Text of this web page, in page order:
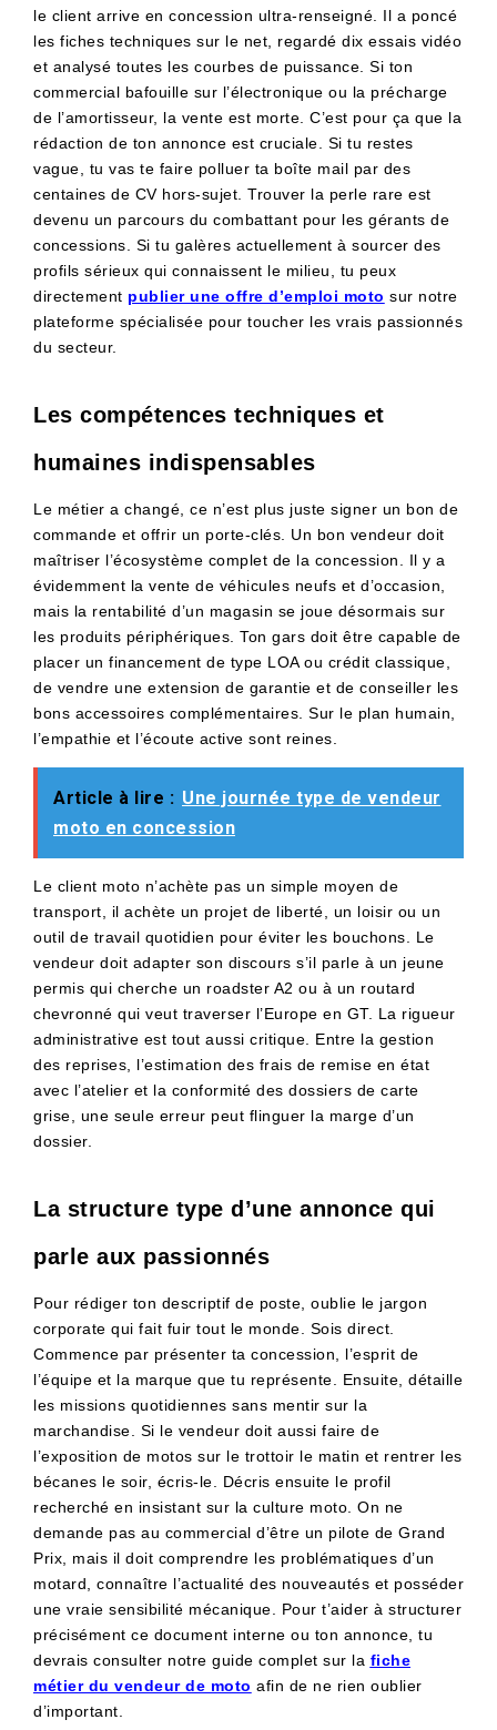
le client arrive en concession ultra-renseigné. Il a poncé
les fiches techniques sur le net, regardé dix essais vidéo
et analysé toutes les courbes de puissance. Si ton
commercial bafouille sur l’électronique ou la précharge
de l’amortisseur, la vente est morte. C’est pour ça que la
rédaction de ton annonce est cruciale. Si tu restes
vague, tu vas te faire polluer ta boîte mail par des
centaines de CV hors-sujet. Trouver la perle rare est
devenu un parcours du combattant pour les gérants de
concessions. Si tu galères actuellement à sourcer des
profils sérieux qui connaissent le milieu, tu peux
directement publier une offre d’emploi moto sur notre
plateforme spécialisée pour toucher les vrais passionnés
du secteur.
Les compétences techniques et
humaines indispensables
Le métier a changé, ce n’est plus juste signer un bon de
commande et offrir un porte-clés. Un bon vendeur doit
maîtriser l’écosystème complet de la concession. Il y a
évidemment la vente de véhicules neufs et d’occasion,
mais la rentabilité d’un magasin se joue désormais sur
les produits périphériques. Ton gars doit être capable de
placer un financement de type LOA ou crédit classique,
de vendre une extension de garantie et de conseiller les
bons accessoires complémentaires. Sur le plan humain,
l’empathie et l’écoute active sont reines.
Article à lire : Une journée type de vendeur
moto en concession
Le client moto n’achète pas un simple moyen de
transport, il achète un projet de liberté, un loisir ou un
outil de travail quotidien pour éviter les bouchons. Le
vendeur doit adapter son discours s’il parle à un jeune
permis qui cherche un roadster A2 ou à un routard
chevronné qui veut traverser l’Europe en GT. La rigueur
administrative est tout aussi critique. Entre la gestion
des reprises, l’estimation des frais de remise en état
avec l’atelier et la conformité des dossiers de carte
grise, une seule erreur peut flinguer la marge d’un
dossier.
La structure type d’une annonce qui
parle aux passionnés
Pour rédiger ton descriptif de poste, oublie le jargon
corporate qui fait fuir tout le monde. Sois direct.
Commence par présenter ta concession, l’esprit de
l’équipe et la marque que tu représente. Ensuite, détaille
les missions quotidiennes sans mentir sur la
marchandise. Si le vendeur doit aussi faire de
l’exposition de motos sur le trottoir le matin et rentrer les
bécanes le soir, écris-le. Décris ensuite le profil
recherché en insistant sur la culture moto. On ne
demande pas au commercial d’être un pilote de Grand
Prix, mais il doit comprendre les problématiques d’un
motard, connaître l’actualité des nouveautés et posséder
une vraie sensibilité mécanique. Pour t’aider à structurer
précisément ce document interne ou ton annonce, tu
devrais consulter notre guide complet sur la fiche
métier du vendeur de moto afin de ne rien oublier
d’important.